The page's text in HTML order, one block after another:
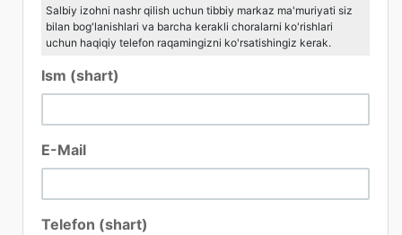
Salbiy izohni nashr qilish uchun tibbiy markaz ma'muriyati siz
bilan bog'lanishlari va barcha kerakli choralarni ko'rishlari
uchun haqiqiy telefon raqamingizni ko'rsatishingiz kerak.
Ism (shart)
E-Mail
Telefon (shart)